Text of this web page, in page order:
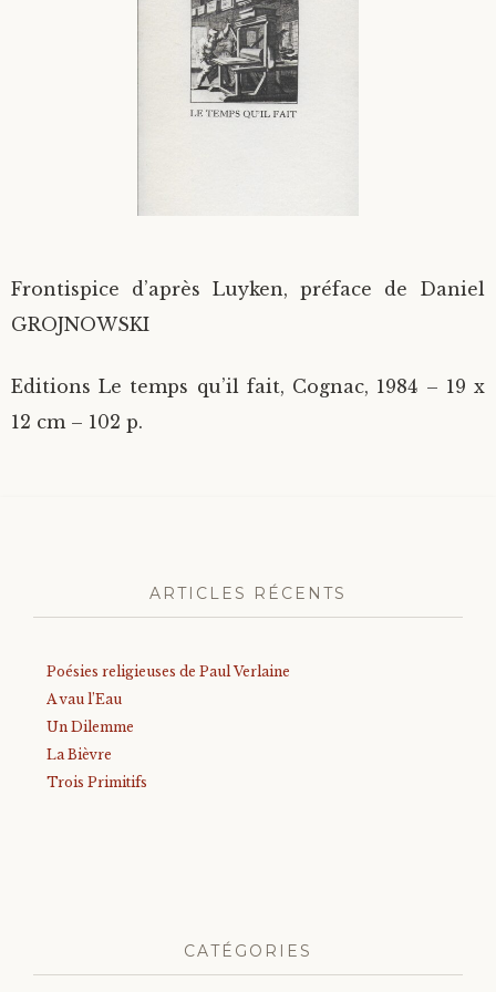
Langues étrangères
Frontispice d’après Luyken, préface de Daniel
GROJNOWSKI
Editions Le temps qu’il fait, Cognac, 1984 – 19 x
12 cm – 102 p.
ARTICLES RÉCENTS
Poésies religieuses de Paul Verlaine
A vau l’Eau
Un Dilemme
La Bièvre
Trois Primitifs
CATÉGORIES